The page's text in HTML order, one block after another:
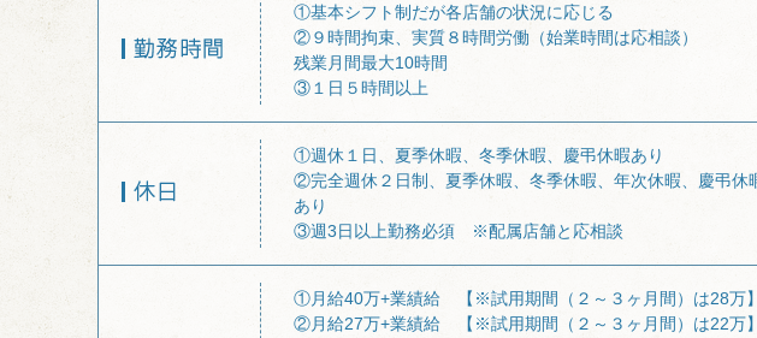
①基本シフト制だが各店舗の状況に応じる
②９時間拘束、実質８時間労働（始業時間は応相談）
残業月間最大10時間
③１日５時間以上
①週休１日、夏季休暇、冬季休暇、慶弔休暇あり
②完全週休２日制、夏季休暇、冬季休暇、年次休暇、慶弔休
あり
③週3日以上勤務必須 ※配属店舗と応相談
①月給40万+業績給 【※試用期間（２～３ヶ月間）は28万】
②月給27万+業績給 【※試用期間（２～３ヶ月間）は22万】